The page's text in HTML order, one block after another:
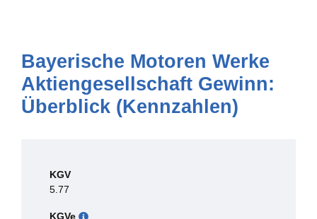
Bayerische Motoren Werke
Aktiengesellschaft Gewinn:
Überblick (Kennzahlen)
KGV
5.77
KGVe